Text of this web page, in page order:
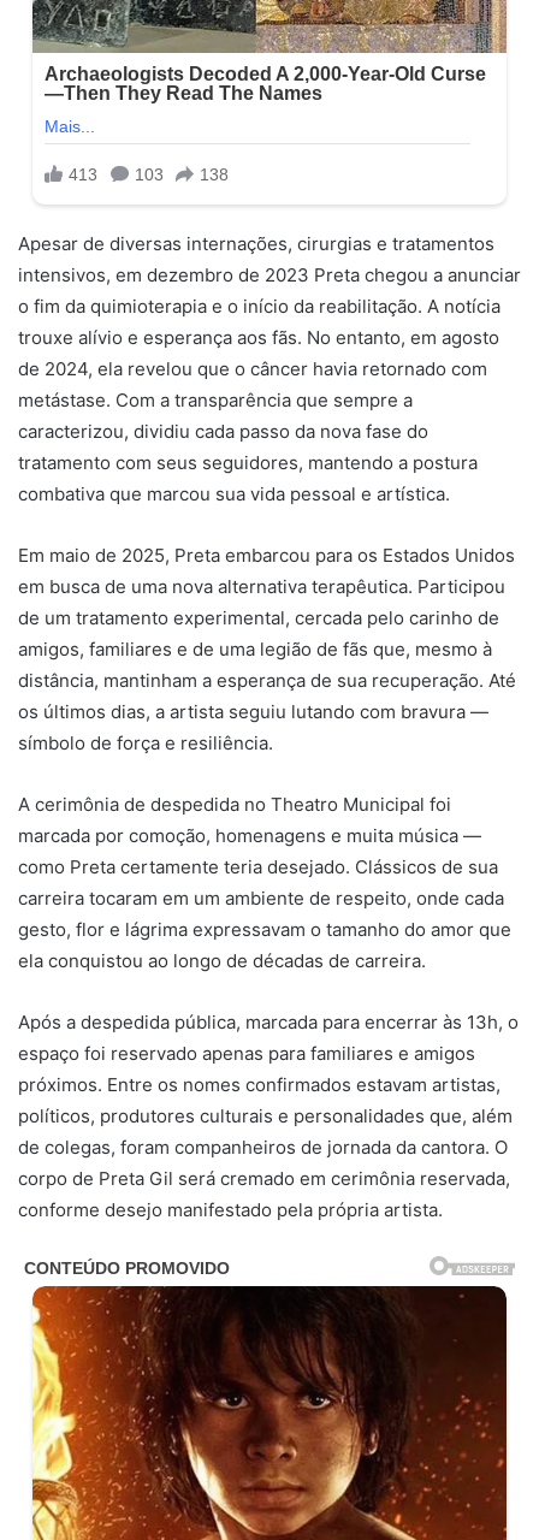
Apesar de diversas internações, cirurgias e tratamentos
intensivos, em dezembro de 2023 Preta chegou a anunciar
o fim da quimioterapia e o início da reabilitação. A notícia
trouxe alívio e esperança aos fãs. No entanto, em agosto
de 2024, ela revelou que o câncer havia retornado com
metástase. Com a transparência que sempre a
caracterizou, dividiu cada passo da nova fase do
tratamento com seus seguidores, mantendo a postura
combativa que marcou sua vida pessoal e artística.
Em maio de 2025, Preta embarcou para os Estados Unidos
em busca de uma nova alternativa terapêutica. Participou
de um tratamento experimental, cercada pelo carinho de
amigos, familiares e de uma legião de fãs que, mesmo à
distância, mantinham a esperança de sua recuperação. Até
os últimos dias, a artista seguiu lutando com bravura —
símbolo de força e resiliência.
A cerimônia de despedida no Theatro Municipal foi
marcada por comoção, homenagens e muita música —
como Preta certamente teria desejado. Clássicos de sua
carreira tocaram em um ambiente de respeito, onde cada
gesto, flor e lágrima expressavam o tamanho do amor que
ela conquistou ao longo de décadas de carreira.
Após a despedida pública, marcada para encerrar às 13h, o
espaço foi reservado apenas para familiares e amigos
próximos. Entre os nomes confirmados estavam artistas,
políticos, produtores culturais e personalidades que, além
de colegas, foram companheiros de jornada da cantora. O
corpo de Preta Gil será cremado em cerimônia reservada,
conforme desejo manifestado pela própria artista.